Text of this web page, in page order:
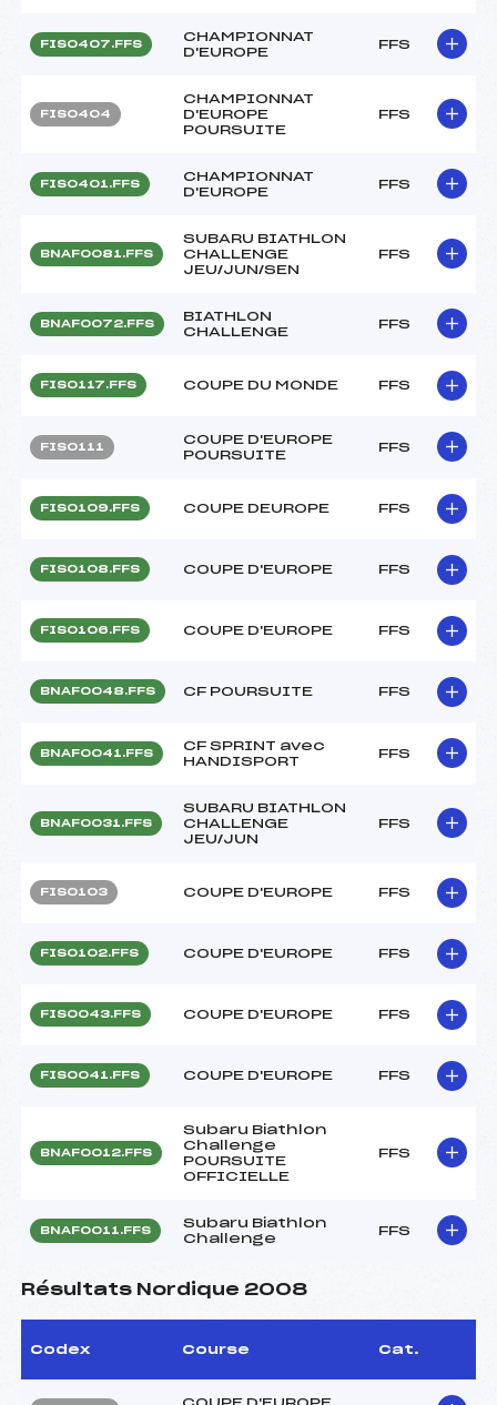
FIS0407.FFS
CHAMPIONNAT
D'EUROPE
FFS
FIS0404
CHAMPIONNAT
D'EUROPE
POURSUITE
FFS
FIS0401.FFS
CHAMPIONNAT
D'EUROPE
FFS
BNAF0081.FFS
SUBARU BIATHLON
CHALLENGE
JEU/JUN/SEN
FFS
BNAF0072.FFS
BIATHLON
CHALLENGE
FFS
FIS0117.FFS COUPE DU MONDE FFS
FIS0111
COUPE D'EUROPE
POURSUITE
FFS
FIS0109.FFS COUPE DEUROPE FFS
FIS0108.FFS COUPE D'EUROPE FFS
FIS0106.FFS COUPE D'EUROPE FFS
BNAF0048.FFS CF POURSUITE FFS
BNAF0041.FFS
CF SPRINT avec
HANDISPORT
FFS
BNAF0031.FFS
SUBARU BIATHLON
CHALLENGE
JEU/JUN
FFS
FIS0103 COUPE D'EUROPE FFS
FIS0102.FFS COUPE D'EUROPE FFS
FIS0043.FFS COUPE D'EUROPE FFS
FIS0041.FFS COUPE D'EUROPE FFS
BNAF0012.FFS
Subaru Biathlon
Challenge
POURSUITE
OFFICIELLE
FFS
BNAF0011.FFS
Subaru Biathlon
Challenge
FFS
Résultats Nordique 2008
Codex Course Cat.
COUPE D'EUROPE